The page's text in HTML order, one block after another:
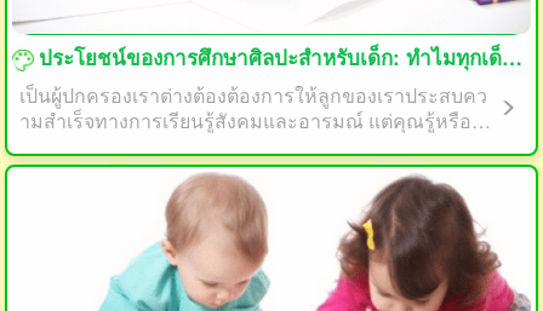
ประโยชน์ของการศึกษาศิลปะสำหรับเด็ก: ทำไมทุกเด็กควรวาดและระบายสี
เป็นผู้ปกครองเราต่างต้องต้องการให้ลูกของเราประสบคว
ามสำเร็จทางการเรียนรู้สังคมและอารมณ์ แต่คุณรู้หรือไม่
กของคุณเติบโตอย่างเต็มศักยภาพได้หรือไม่? ในบทความ
นี้เราจะสำรวจประโยชน์ของการศึกษาศิลปะสำหรับเด็กแ
ละเหตุผลว่าทำไมทุกเด็กควรวาดและระบายสี